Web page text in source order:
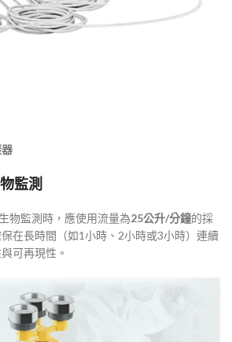
監測
物監測時，應使用流量為25公升/分鐘的採
在長時間（如1小時、2小時或3小時）連續
可再現性。